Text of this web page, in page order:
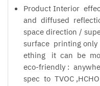
Product Interior
and diffused
space direction /
surface printing
ething it can be
eco-friendly :
spec to TVOC